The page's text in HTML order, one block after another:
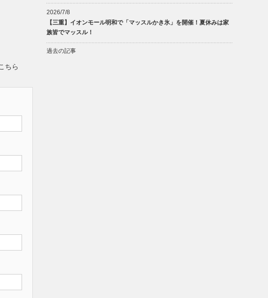
ちら
2026/7/8
【三重】イオンモール明和で「マッスルかき氷」を開催！夏休みは家
族皆でマッスル！
過去の記事